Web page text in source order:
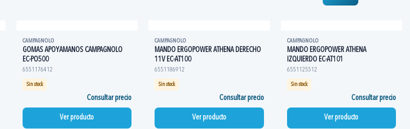
CAMPAGNOLO
GOMAS APOYAMANOS CAMPAGNOLO
EC-PO500
6551176412
Sin stock
Consultar precio
Ver producto
CAMPAGNOLO
MANDO ERGOPOWER ATHENA DERECHO
11V EC-AT100
6551186912
Sin stock
Consultar precio
Ver producto
CAMPAGNOLO
MANDO ERGOPOWER ATHENA
IZQUIERDO EC-AT101
6551125512
Sin stock
Consultar precio
Ver producto